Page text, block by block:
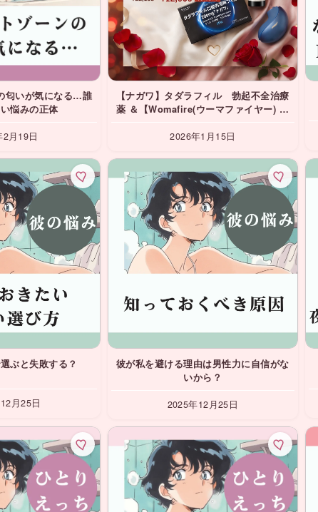
匂いが気になる…誰
悩みの正体
月19日
【ナガワ】タダラフィル 勃起不全治療
薬 ＆【Womafire(ウーマファイヤー) 】
Labo（パズル ラボ）】
2026年1月15日
ぶと失敗する？
月25日
彼が私を避ける理由は男性力に自信がな
いから？
2025年12月25日